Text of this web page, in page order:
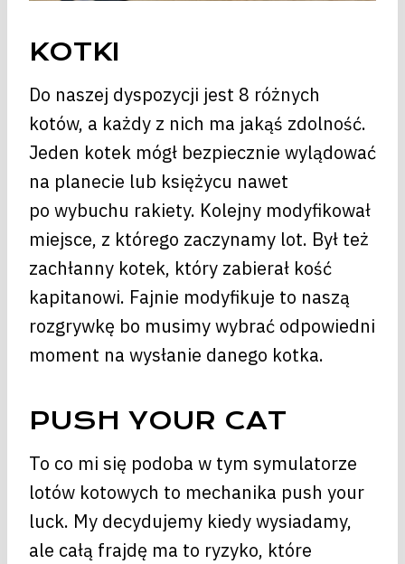
KOTKI
Do naszej dyspozycji jest 8 różnych
kotów, a każdy z nich ma jakąś zdolność.
Jeden kotek mógł bezpiecznie wylądować
na planecie lub księżycu nawet
po wybuchu rakiety. Kolejny modyfikował
miejsce, z którego zaczynamy lot. Był też
zachłanny kotek, który zabierał kość
kapitanowi. Fajnie modyfikuje to naszą
rozgrywkę bo musimy wybrać odpowiedni
moment na wysłanie danego kotka.
PUSH YOUR CAT
To co mi się podoba w tym symulatorze
lotów kotowych to mechanika push your
luck. My decydujemy kiedy wysiadamy,
ale całą frajdę ma to ryzyko, które